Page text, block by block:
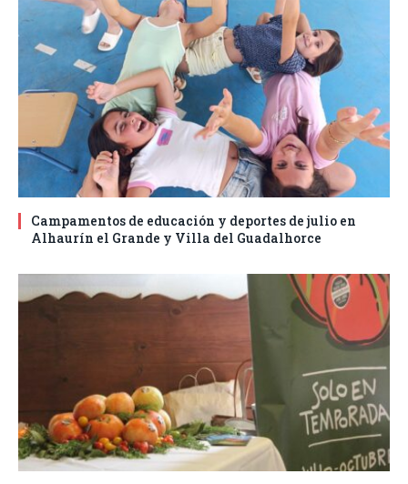
Campamentos de educación y deportes de julio en
Alhaurín el Grande y Villa del Guadalhorce